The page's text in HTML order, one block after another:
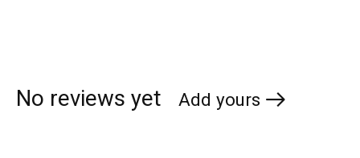
No reviews yet Add yours